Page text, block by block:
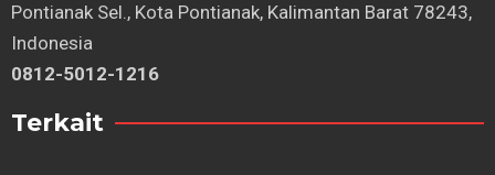
Pontianak Sel., Kota Pontianak, Kalimantan Barat 78243,
Indonesia
0812-5012-1216
Terkait